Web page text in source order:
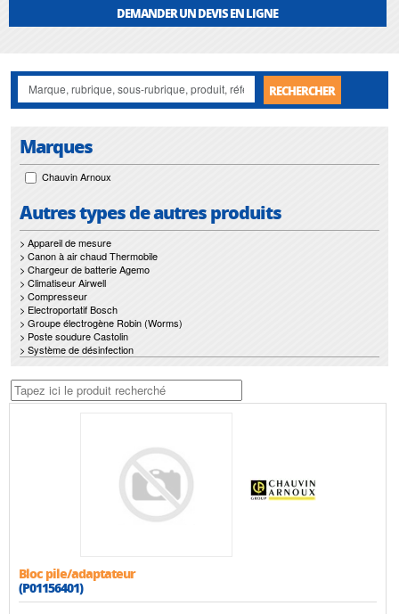
met également à votre disposition son service de
maintenance debloc pile adaptateur.
contraintes sont un gage d'efficacité, et garantissent l'absence de perturbation
de vos installations debloc pile adaptateur.
DEMANDER UN DEVIS EN LIGNE
RECHERCHER
Marques
Chauvin Arnoux
Autres types de autres produits
> Appareil de mesure
> Canon à air chaud Thermobile
> Chargeur de batterie Agemo
> Climatiseur Airwell
> Compresseur
> Electroportatif Bosch
> Groupe électrogène Robin (Worms)
> Poste soudure Castolin
> Système de désinfection
Bloc pile/adaptateur
(P01156401)